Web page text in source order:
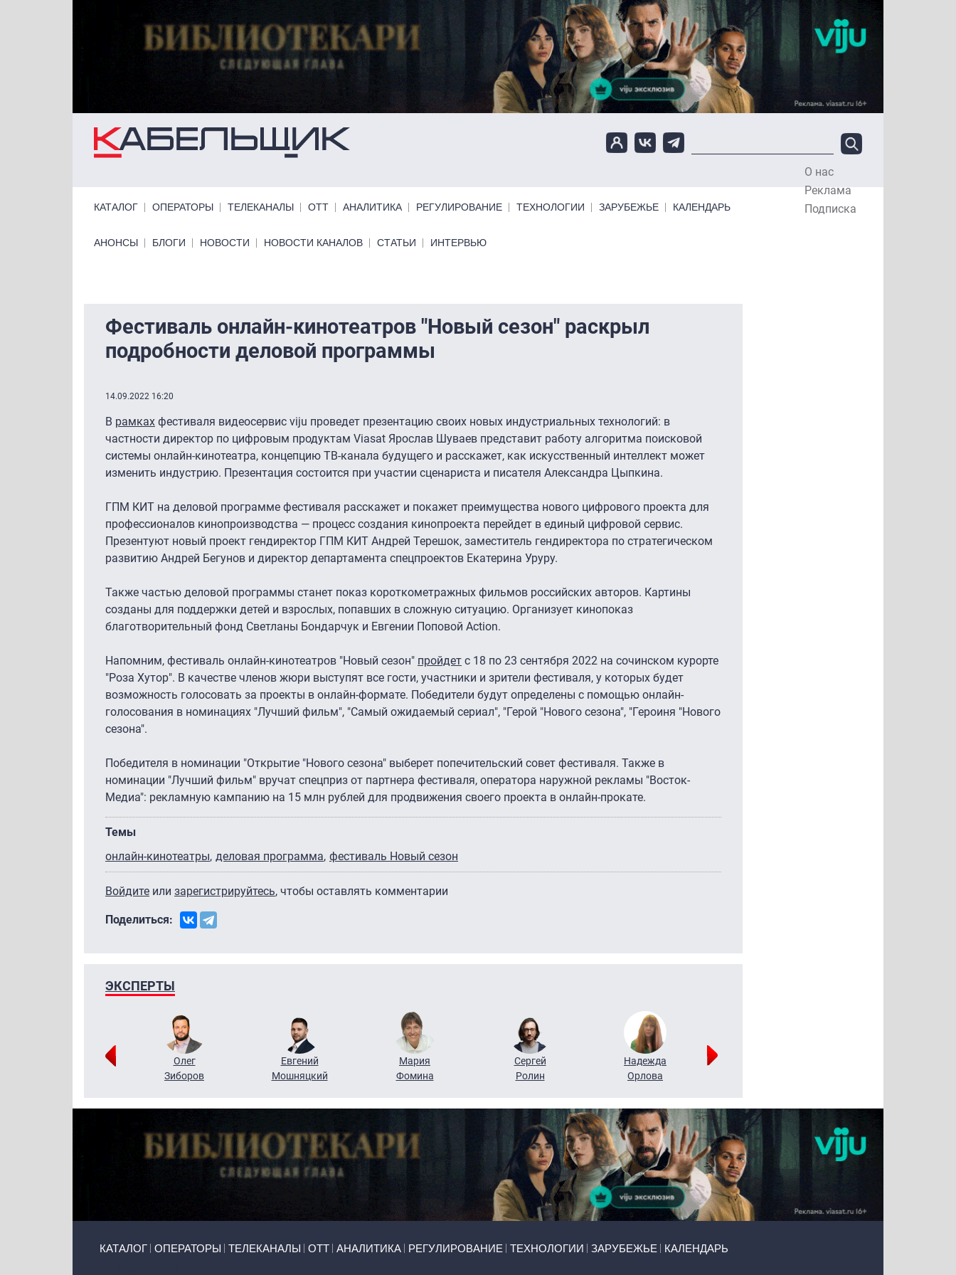
О нас
Реклама
Подписка
КАТАЛОГ ОПЕРАТОРЫ ТЕЛЕКАНАЛЫ ОТТ АНАЛИТИКА РЕГУЛИРОВАНИЕ ТЕХНОЛОГИИ ЗАРУБЕЖЬЕ КАЛЕНДАРЬ
Primary links bottom
АНОНСЫ БЛОГИ НОВОСТИ НОВОСТИ КАНАЛОВ СТАТЬИ ИНТЕРВЬЮ
Фестиваль онлайн-кинотеатров "Новый сезон" раскрыл
подробности деловой программы
14.09.2022 16:20
В рамках фестиваля видеосервис viju проведет презентацию своих новых индустриальных технологий: в
частности директор по цифровым продуктам Viasat Ярослав Шуваев представит работу алгоритма поисковой
системы онлайн-кинотеатра, концепцию ТВ-канала будущего и расскажет, как искусственный интеллект может
изменить индустрию. Презентация состоится при участии сценариста и писателя Александра Цыпкина.
ГПМ КИТ на деловой программе фестиваля расскажет и покажет преимущества нового цифрового проекта для
профессионалов кинопроизводства — процесс создания кинопроекта перейдет в единый цифровой сервис.
Презентуют новый проект гендиректор ГПМ КИТ Андрей Терешок, заместитель гендиректора по стратегическом
развитию Андрей Бегунов и директор департамента спецпроектов Екатерина Уруру.
Также частью деловой программы станет показ короткометражных фильмов российских авторов. Картины
созданы для поддержки детей и взрослых, попавших в сложную ситуацию. Организует кинопоказ
благотворительный фонд Светланы Бондарчук и Евгении Поповой Action.
Напомним, фестиваль онлайн-кинотеатров "Новый сезон" пройдет с 18 по 23 сентября 2022 на сочинском курорте
"Роза Хутор". В качестве членов жюри выступят все гости, участники и зрители фестиваля, у которых будет
возможность голосовать за проекты в онлайн-формате. Победители будут определены с помощью онлайн-
голосования в номинациях "Лучший фильм", "Самый ожидаемый сериал", "Герой "Нового сезона", "Героиня "Нового
сезона".
Победителя в номинации "Открытие "Нового сезона" выберет попечительский совет фестиваля. Также в
номинации "Лучший фильм" вручат спецприз от партнера фестиваля, оператора наружной рекламы "Восток-
Медиа": рекламную кампанию на 15 млн рублей для продвижения своего проекта в онлайн-прокате.
Темы
онлайн-кинотеатры деловая программа фестиваль Новый сезон
Войдите или зарегистрируйтесь, чтобы оставлять комментарии
Поделиться:
ЭКСПЕРТЫ
Олег
Зиборов
Евгений
Мошняцкий
Мария
Фомина
Сергей
Ролин
Надежда
Орлова
КАТАЛОГ ОПЕРАТОРЫ ТЕЛЕКАНАЛЫ ОТТ АНАЛИТИКА РЕГУЛИРОВАНИЕ ТЕХНОЛОГИИ ЗАРУБЕЖЬЕ КАЛЕНДАРЬ